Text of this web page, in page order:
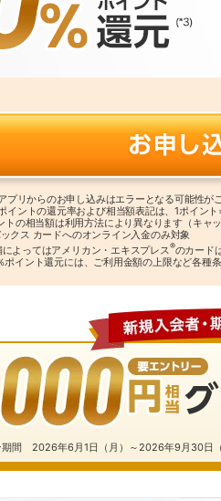
プリからのお申し込みはエラーとなる可能性が
イントの還元率および相当額表記は、1ポイン
トの相当額は利用方法により異なります（キャ
クス カードへのオンライン入金のみ対象
よってはアメリカン・エキスプレス®のカード
イント還元には、ご利用金額の上限など各種
期間 2026年6月1日（月）～2026年9月30日